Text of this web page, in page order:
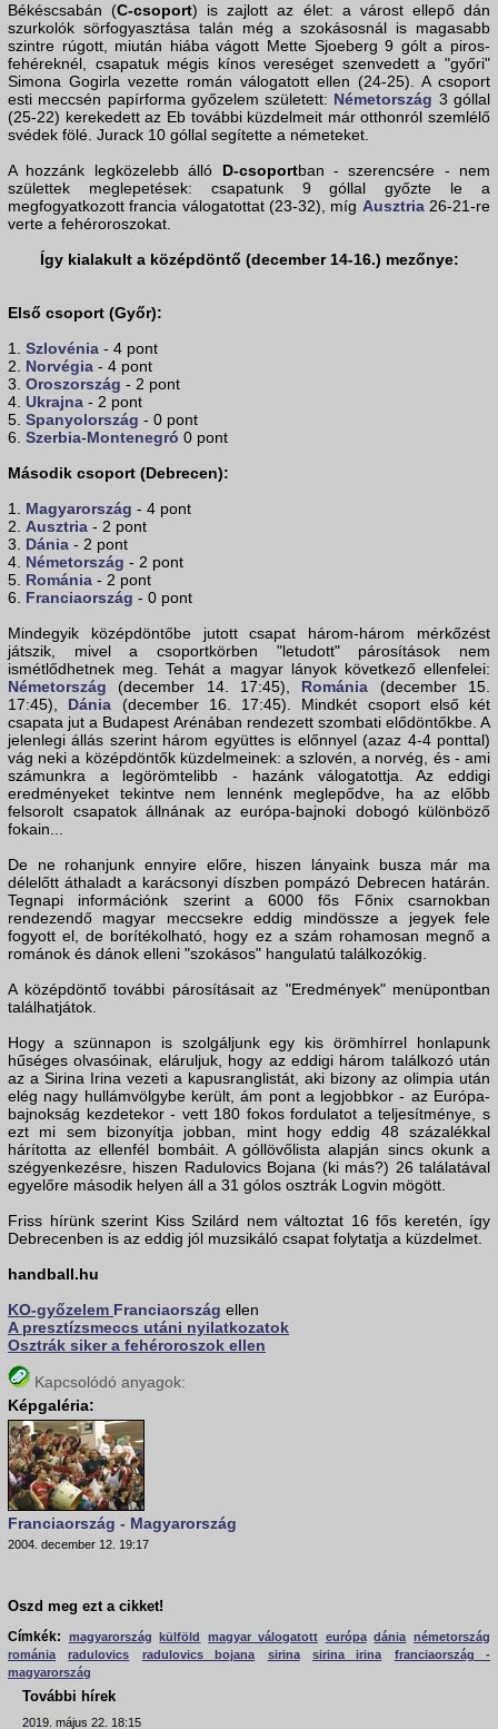
Békéscsabán (C-csoport) is zajlott az élet: a várost ellepő dán
szurkolók sörfogyasztása talán még a szokásosnál is magasabb
szintre rúgott, miután hiába vágott Mette Sjoeberg 9 gólt a piros-
fehéreknél, csapatuk mégis kínos vereséget szenvedett a "győri"
Simona Gogirla vezette román válogatott ellen (24-25). A csoport
esti meccsén papírforma győzelem született: Németország 3 góllal
(25-22) kerekedett az Eb további küzdelmeit már otthonról szemlélő
svédek fölé. Jurack 10 góllal segítette a németeket.
A hozzánk legközelebb álló D-csoportban - szerencsére - nem
születtek meglepetések: csapatunk 9 góllal győzte le a
megfogyatkozott francia válogatottat (23-32), míg Ausztria26-21-re
verte a fehéroroszokat.
Így kialakult a középdöntő (december 14-16.) mezőnye:
Első csoport (Győr):
1. Szlovénia - 4 pont
2. Norvégia - 4 pont
3. Oroszország - 2 pont
4. Ukrajna - 2 pont
5. Spanyolország - 0 pont
6. Szerbia-Montenegró 0 pont
Második csoport (Debrecen):
1. Magyarország - 4 pont
2. Ausztria - 2 pont
3. Dánia - 2 pont
4. Németország - 2 pont
5. Románia - 2 pont
6. Franciaország - 0 pont
Mindegyik középdöntőbe jutott csapat három-három mérkőzést
játszik, mivel a csoportkörben "letudott" párosítások nem
ismétlődhetnek meg. Tehát a magyar lányok következő ellenfelei:
Németország (december 14. 17:45), Románia (december 15.
17:45), Dánia (december 16. 17:45). Mindkét csoport első két
csapata jut a Budapest Arénában rendezett szombati elődöntőkbe. A
jelenlegi állás szerint három együttes is előnnyel (azaz 4-4 ponttal)
vág neki a középdöntők küzdelmeinek: a szlovén, a norvég, és - ami
számunkra a legörömtelibb - hazánk válogatottja. Az eddigi
eredményeket tekintve nem lennénk meglepődve, ha az előbb
felsorolt csapatok állnának az európa-bajnoki dobogó különböző
fokain...
De ne rohanjunk ennyire előre, hiszen lányaink busza már ma
délelőtt áthaladt a karácsonyi díszben pompázó Debrecen határán.
Tegnapi információnk szerint a 6000 fős Főnix csarnokban
rendezendő magyar meccsekre eddig mindössze a jegyek fele
fogyott el, de borítékolható, hogy ez a szám rohamosan megnő a
románok és dánok elleni "szokásos" hangulatú találkozókig.
A középdöntő további párosításait az "Eredmények" menüpontban
találhatjátok.
Hogy a szünnapon is szolgáljunk egy kis örömhírrel honlapunk
hűséges olvasóinak, eláruljuk, hogy az eddigi három találkozó után
az a Sirina Irina vezeti a kapusranglistát, aki bizony az olimpia után
elég nagy hullámvölgybe került, ám pont a legjobbkor - az Európa-
bajnokság kezdetekor - vett 180 fokos fordulatot a teljesítménye, s
ezt mi sem bizonyítja jobban, mint hogy eddig 48 százalékkal
hárította az ellenfél bombáit. A góllövőlista alapján sincs okunk a
szégyenkezésre, hiszen Radulovics Bojana (ki más?) 26 találatával
egyelőre második helyen áll a 31 gólos osztrák Logvin mögött.
Friss hírünk szerint Kiss Szilárd nem változtat 16 fős keretén, így
Debrecenben is az eddig jól muzsikáló csapat folytatja a küzdelmet.
handball.hu
KO-győzelem Franciaország ellen
A presztízsmeccs utáni nyilatkozatok
Osztrák siker a fehéroroszok ellen
Kapcsolódó anyagok:
Képgaléria:
Franciaország - Magyarország
2004. december 12. 19:17
Oszd meg ezt a cikket!
Címkék:
magyarország külföld magyar válogatott európa dánia németország
románia
radulovics radulovics bojana sirina sirina irina
franciaország -
magyarország
További hírek
2019. május 22. 18:15